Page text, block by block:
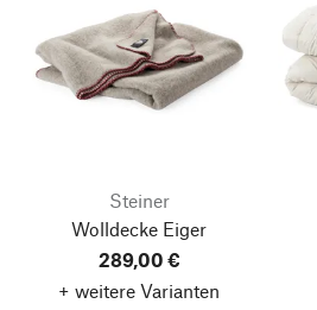
Steiner
Wolldecke Eiger
289,00 €
+ weitere Varianten